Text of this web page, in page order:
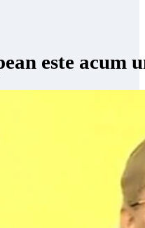
este acum